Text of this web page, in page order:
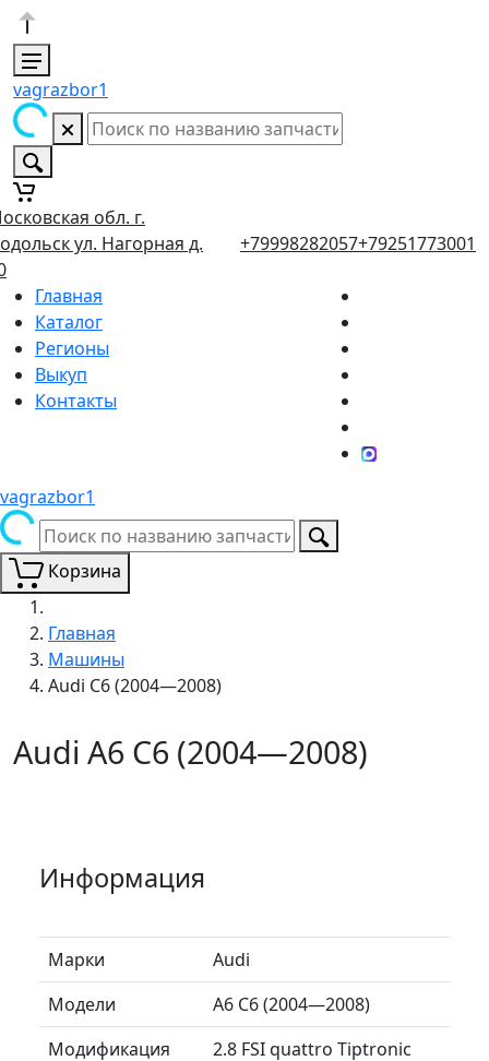
vagrazbor1
обл. г.
ул. Нагорная д.
+79998282057+79251773001
Главная
Каталог
Регионы
Выкуп
Контакты
vagrazbor1
Корзина
Главная
Машины
Audi C6 (2004—2008)
Audi A6 C6 (2004—2008)
Информация
Марки
Audi
Модели
A6 C6 (2004—2008)
Модификация
2.8 FSI quattro Tiptronic